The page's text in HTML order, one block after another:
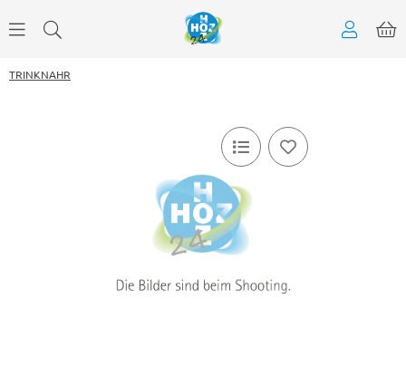
TRINKNAHR